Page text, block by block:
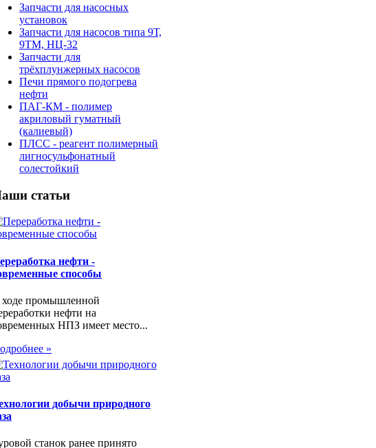
Запчасти для насосных
установок
Запчасти для насосов типа 9Т,
9ТМ, НЦ-32
Запчасти для
трёхплунжерных насосов
Печи прямого подогрева
нефти
ПАГ-КМ - полимер
акриловый гуматный
(калиевый)
ПЛСС - реагент полимерный
лигносульфонатный
солестойкий
статьи
нефти -
способы
промышленной
нефти на
НПЗ имеет место...
»
добычи природного
станок ранее принято